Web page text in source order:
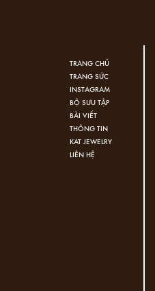
TRANG CHỦ
TRANG SỨC
INSTAGRAM
BỘ SƯU TẬP
BÀI VIẾT
THÔNG TIN
KAT JEWELRY
LIÊN HỆ